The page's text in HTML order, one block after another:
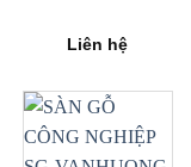
Liên hệ